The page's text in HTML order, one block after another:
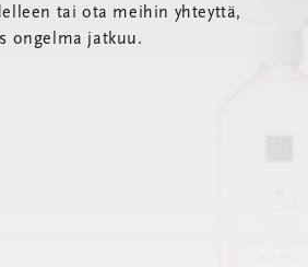
tai ota meihin yhteyttä,
ongelma jatkuu.